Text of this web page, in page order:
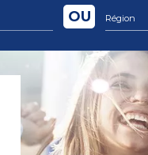
Région
OU